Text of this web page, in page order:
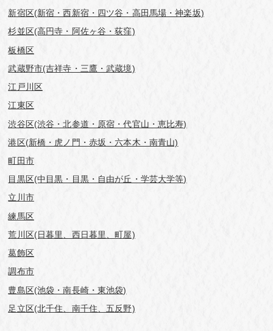
新宿区(新宿・西新宿・四ツ谷・高田馬場・神楽坂)
杉並区(高円寺・阿佐ヶ谷・荻窪)
板橋区
武蔵野市(吉祥寺・三鷹・武蔵境)
江戸川区
江東区
渋谷区(渋谷・北参道・原宿・代官山・恵比寿)
港区(新橋・虎ノ門・赤坂・六本木・南青山)
町田市
目黒区(中目黒・目黒・自由が丘・学芸⼤学等)
立川市
練馬区
荒川区(日暮里、西日暮里、町屋)
葛飾区
調布市
豊島区(池袋・南長崎・東池袋)
足立区(北千住、南千住、五反野)